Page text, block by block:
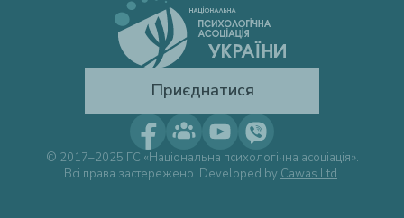
Приєднатися
© 2017–2025 ГС «Національна психологічна асоціація».
Всі права застережено. Developed by Cawas Ltd.